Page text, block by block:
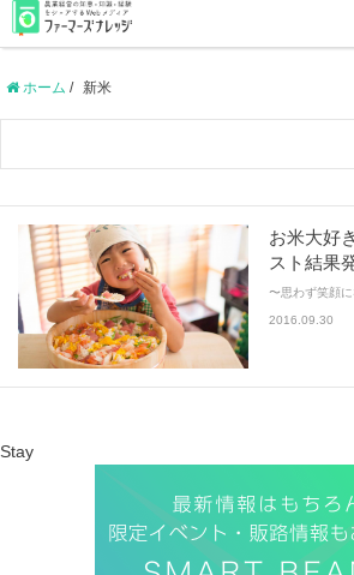
ホーム / 新米
お米大好
スト結果
〜思わず笑顔
2016.09.30
Stay